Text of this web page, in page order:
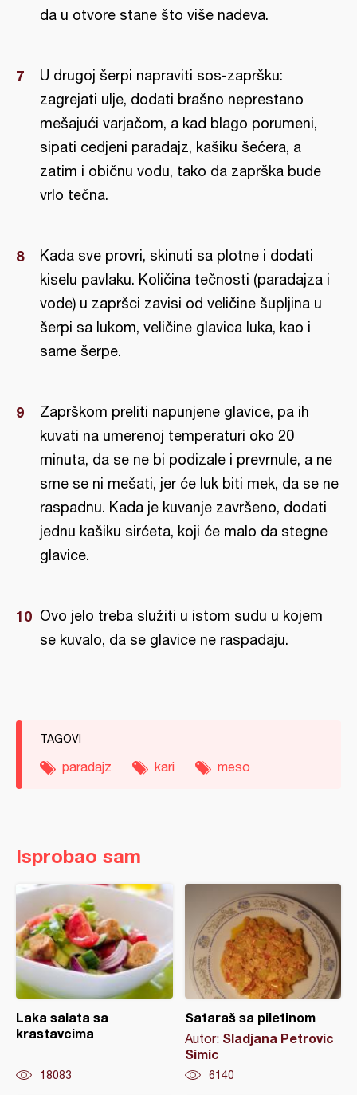
da u otvore stane što više nadeva.
U drugoj šerpi napraviti sos-zapršku:
zagrejati ulje, dodati brašno neprestano
mešajući varjačom, a kad blago porumeni,
sipati cedjeni paradajz, kašiku šećera, a
zatim i običnu vodu, tako da zaprška bude
vrlo tečna.
Kada sve provri, skinuti sa plotne i dodati
kiselu pavlaku. Količina tečnosti (paradajza i
vode) u zapršci zavisi od veličine šupljina u
šerpi sa lukom, veličine glavica luka, kao i
same šerpe.
Zaprškom preliti napunjene glavice, pa ih
kuvati na umerenoj temperaturi oko 20
minuta, da se ne bi podizale i prevrnule, a ne
sme se ni mešati, jer će luk biti mek, da se ne
raspadnu. Kada je kuvanje završeno, dodati
jednu kašiku sirćeta, koji će malo da stegne
glavice.
Ovo jelo treba služiti u istom sudu u kojem
se kuvalo, da se glavice ne raspadaju.
TAGOVI
paradajz kari meso
Isprobao sam
Laka salata sa
krastavcima
18083
Sataraš sa piletinom
Autor: Sladjana Petrovic
Simic
6140